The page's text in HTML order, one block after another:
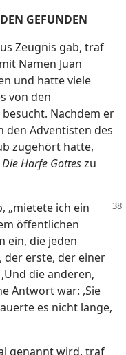
GEFUNDEN
Zeugnis gab, traf
Namen Juan
und hatte viele
von den
Nachdem er
den Adventisten des
zugehört hatte,
Die Harfe Gotteszu
„mietete ich ein
öffentlichen
ein, die jeden
der erste, der einer
die anderen,
Antwort war: ,Sie
es nicht lange,
genannt wird, traf